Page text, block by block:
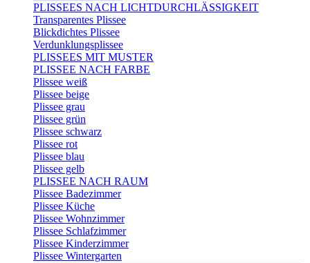
PLISSEES NACH LICHTDURCHLÄSSIGKEIT
Transparentes Plissee
Blickdichtes Plissee
Verdunklungsplissee
PLISSEES MIT MUSTER
PLISSEE NACH FARBE
Plissee weiß
Plissee beige
Plissee grau
Plissee grün
Plissee schwarz
Plissee rot
Plissee blau
Plissee gelb
PLISSEE NACH RAUM
Plissee Badezimmer
Plissee Küche
Plissee Wohnzimmer
Plissee Schlafzimmer
Plissee Kinderzimmer
Plissee Wintergarten